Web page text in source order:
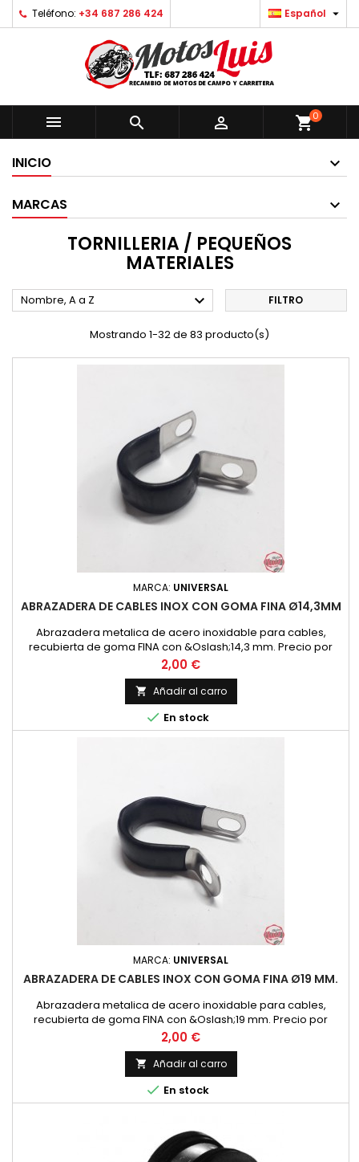
Teléfono: +34 687 286 424 Español 
   shopping_cart0
INICIO
MARCAS
TORNILLERIA / PEQUEÑOS
MATERIALES
Nombre, A a Z  FILTRO
Mostrando 1-32 de 83 producto(s)
MARCA: UNIVERSAL
ABRAZADERA DE CABLES INOX CON GOMA FINA Ø14,3MM
Abrazadera metalica de acero inoxidable para cables,
recubierta de goma FINA con &Oslash;14,3 mm. Precio por
unidad
Precio
2,00 €
 Añadir al carro
 En stock
MARCA: UNIVERSAL
ABRAZADERA DE CABLES INOX CON GOMA FINA Ø19 MM.
Abrazadera metalica de acero inoxidable para cables,
recubierta de goma FINA con &Oslash;19 mm. Precio por
unidad
Precio
2,00 €
 Añadir al carro
 En stock